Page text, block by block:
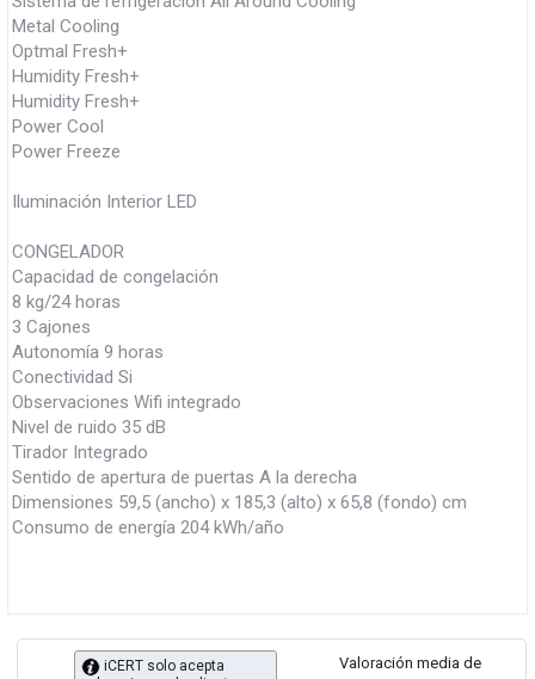
Metal Cooling
Optmal Fresh+
Humidity Fresh+
Humidity Fresh+
Power Cool
Power Freeze
Iluminación Interior LED
CONGELADOR
Capacidad de congelación
8 kg/24 horas
3 Cajones
Autonomía 9 horas
Conectividad Si
Observaciones Wifi integrado
Nivel de ruido 35 dB
Tirador Integrado
Sentido de apertura de puertas A la derecha
Dimensiones 59,5 (ancho) x 185,3 (alto) x 65,8 (fondo) cm
Consumo de energía 204 kWh/año
Valoración media de
iCERT solo acepta